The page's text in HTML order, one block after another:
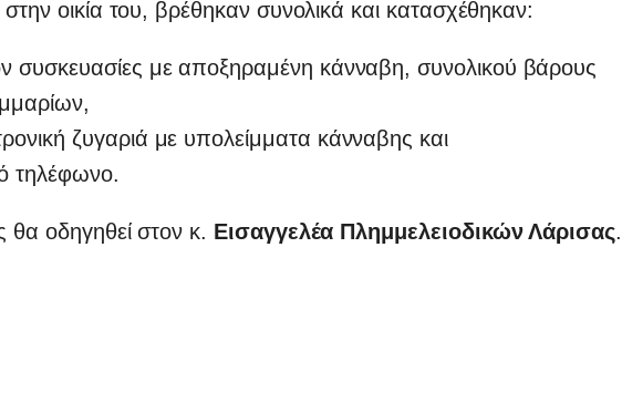
στην οικία του, βρέθηκαν συνολικά και κατασχέθηκαν:
συσκευασίες με αποξηραμένη κάνναβη, συνολικού βάρους
ζυγαριά με υπολείμματα κάνναβης και
τηλέφωνο.
θα οδηγηθεί στον κ. Εισαγγελέα Πλημμελειοδικών Λάρισας.